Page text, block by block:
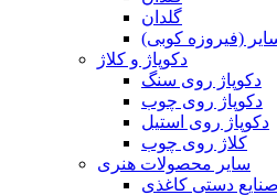
گلدان
(فیروزه کوبی)
دکوپاژ و کلاژ
دکوپاژ روی سنگ
دکوپاژ روی چوب
دکوپاژ روی استیل
کلاژ روی چوب
سایر محصولات هنری
صنایع دستی کاغذی